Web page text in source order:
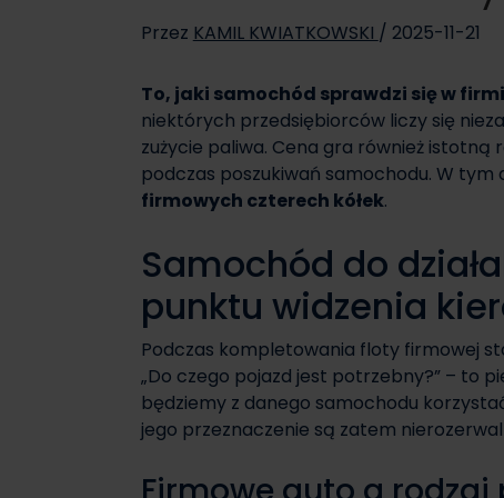
Przez KAMIL KWIATKOWSKI / 2025-11-21
To, jaki samochód sprawdzi się w
niektórych przedsiębiorców liczy się
zużycie paliwa. Cena gra również istotną
podczas poszukiwań samochodu. W
firmowych czterech kółek.
Samochód do
punktu widzenia
Podczas kompletowania floty firmowej
„Do czego pojazd jest potrzebny?” – to
będziemy z danego samochodu
jego przeznaczenie są zatem